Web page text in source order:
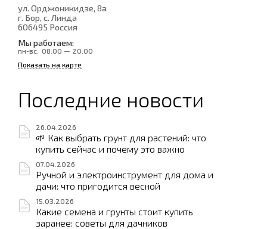
ул. Орджоникидзе, 8а
г. Бор, с. Линда
606495 Россия
Мы работаем:
пн-вс: 08:00 — 20:00
Показать на карте
Последние новости
26.04.2026
🌱 Как выбрать грунт для растений: что
купить сейчас и почему это важно
07.04.2026
Ручной и электроинструмент для дома и
дачи: что пригодится весной
15.03.2026
Какие семена и грунты стоит купить
заранее: советы для дачников